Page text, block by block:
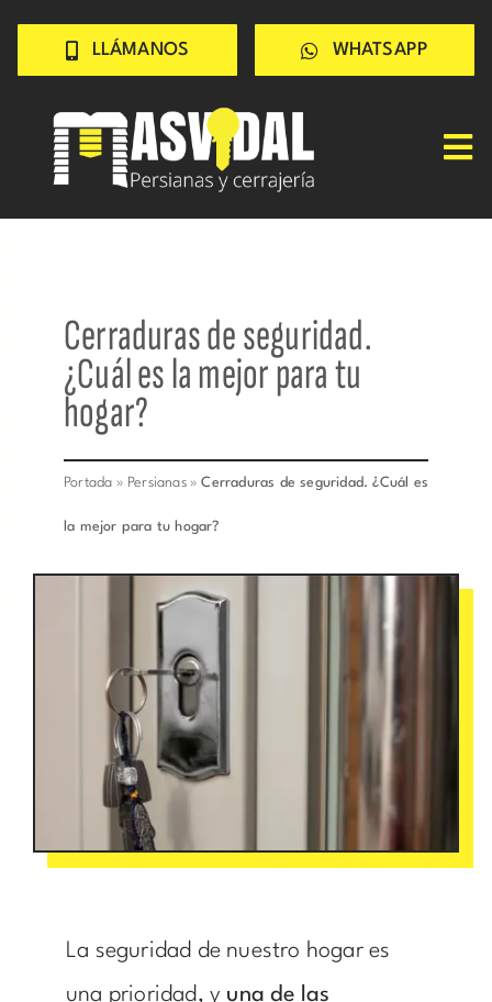
Saltar
contenido
LLÁMANOS WHATSAPP
PERSIANAS
TRABAJOS
CONSEJOS
CONÓCENOS
Contacto rápido
Cerraduras de seguridad.
¿Cuál es la mejor para tu
hogar?
Portada » Persianas»Cerraduras de seguridad. ¿Cuál es
la mejor para tu hogar?
La seguridad de nuestro hogar es
una prioridad, y una de las